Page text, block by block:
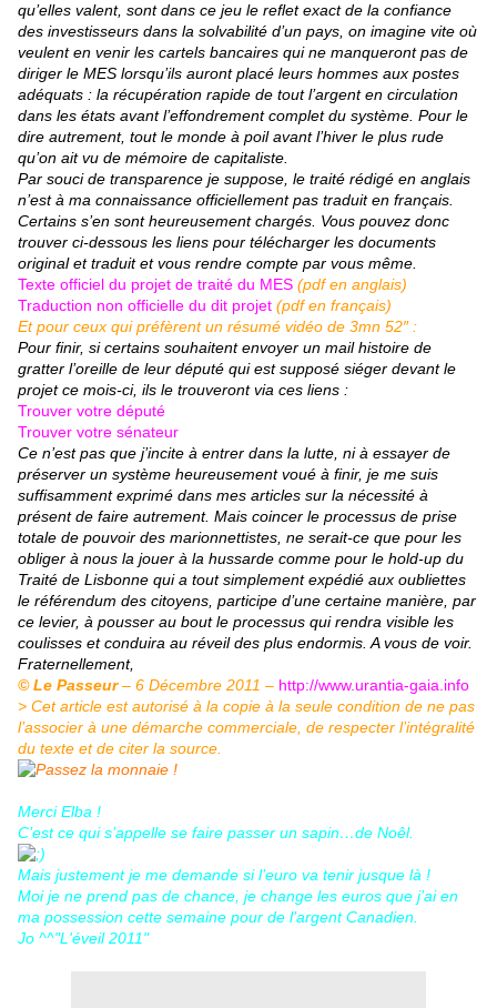
qu’elles valent, sont dans ce jeu le reflet exact de la confiance
des investisseurs dans la solvabilité d’un pays, on imagine vite où
veulent en venir les cartels bancaires qui ne manqueront pas de
diriger le MES lorsqu’ils auront placé leurs hommes aux postes
adéquats : la récupération rapide de tout l’argent en circulation
dans les états avant l’effondrement complet du système. Pour le
dire autrement, tout le monde à poil avant l’hiver le plus rude
qu’on ait vu de mémoire de capitaliste.
Par souci de transparence je suppose, le traité rédigé en anglais
n’est à ma connaissance officiellement pas traduit en français.
Certains s’en sont heureusement chargés. Vous pouvez donc
trouver ci-dessous les liens pour télécharger les documents
original et traduit et vous rendre compte par vous même.
Texte officiel du projet de traité du MES (pdf en anglais)
Traduction non officielle du dit projet (pdf en français)
Et pour ceux qui préfèrent un résumé vidéo de 3mn 52″ :
Pour finir, si certains souhaitent envoyer un mail histoire de
gratter l’oreille de leur député qui est supposé siéger devant le
projet ce mois-ci, ils le trouveront via ces liens :
Trouver votre député
Trouver votre sénateur
Ce n’est pas que j’incite à entrer dans la lutte, ni à essayer de
préserver un système heureusement voué à finir, je me suis
suffisamment exprimé dans mes articles sur la nécessité à
présent de faire autrement. Mais coincer le processus de prise
totale de pouvoir des marionnettistes, ne serait-ce que pour les
obliger à nous la jouer à la hussarde comme pour le hold-up du
Traité de Lisbonne qui a tout simplement expédié aux oubliettes
le référendum des citoyens, participe d’une certaine manière, par
ce levier, à pousser au bout le processus qui rendra visible les
coulisses et conduira au réveil des plus endormis. A vous de voir.
Fraternellement,
©Le Passeur– 6 Décembre 2011 – http://www.urantia-gaia.info
> Cet article est autorisé à la copie à la seule condition de ne pas
l’associer à une démarche commerciale, de respecter l’intégralité
du texte et de citer la source.
Merci Elba !
C’est ce qui s’appelle se faire passer un sapin…de Noêl.
Mais justement je me demande si l’euro va tenir jusque là !
Moi je ne prend pas de chance, je change les euros que j’ai en
ma possession cette semaine pour de l’argent Canadien.
Jo ^^"L'éveil 2011"